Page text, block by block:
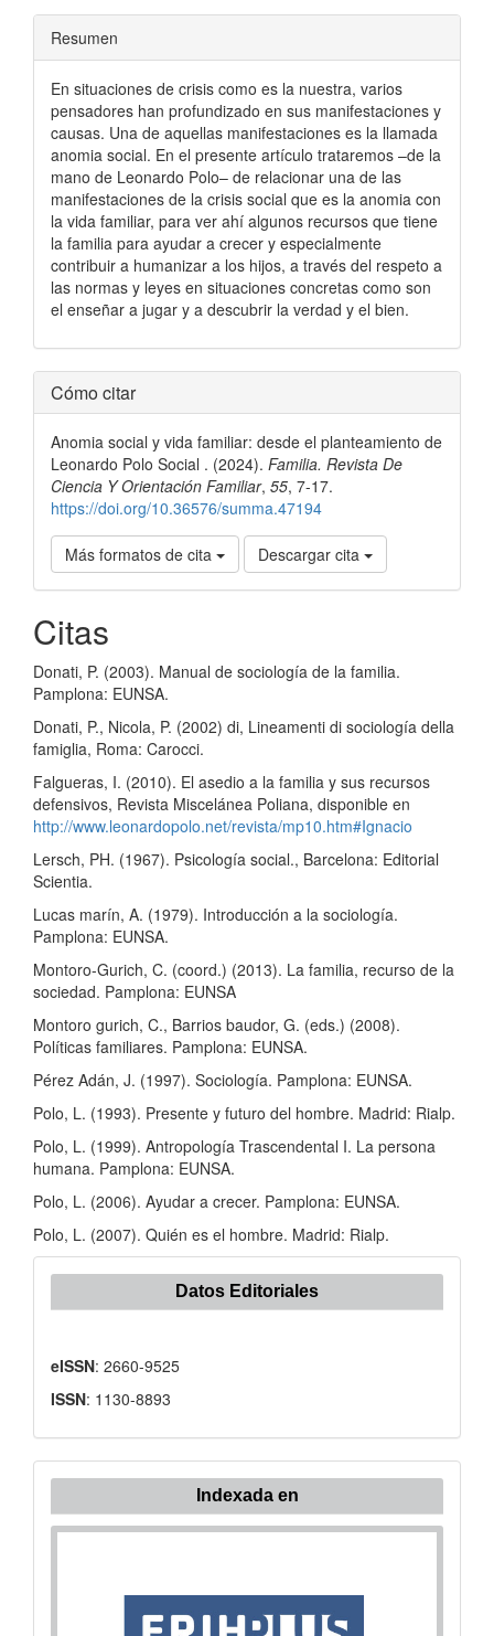
Resumen
En situaciones de crisis como es la nuestra, varios
pensadores han profundizado en sus manifestaciones y
causas. Una de aquellas manifestaciones es la llamada
anomia social. En el presente artículo trataremos –de la
mano de Leonardo Polo– de relacionar una de las
manifestaciones de la crisis social que es la anomia con
la vida familiar, para ver ahí algunos recursos que tiene
la familia para ayudar a crecer y especialmente
contribuir a humanizar a los hijos, a través del respeto a
las normas y leyes en situaciones concretas como son
el enseñar a jugar y a descubrir la verdad y el bien.
Detalles
del
artículo
Cómo citar
Anomia social y vida familiar: desde el planteamiento de
Leonardo Polo Social . (2024). Familia. Revista De
Ciencia Y Orientación Familiar, 55, 7-17.
https://doi.org/10.36576/summa.47194
Más formatos de cita Descargar cita
Citas
Donati, P. (2003). Manual de sociología de la familia.
Pamplona: EUNSA.
Donati, P., Nicola, P. (2002) di, Lineamenti di sociología della
famiglia, Roma: Carocci.
Falgueras, I. (2010). El asedio a la familia y sus recursos
defensivos, Revista Miscelánea Poliana, disponible en
http://www.leonardopolo.net/revista/mp10.htm#Ignacio
Lersch, PH. (1967). Psicología social., Barcelona: Editorial
Scientia.
Lucas marín, A. (1979). Introducción a la sociología.
Pamplona: EUNSA.
Montoro-Gurich, C. (coord.) (2013). La familia, recurso de la
sociedad. Pamplona: EUNSA
Montoro gurich, C., Barrios baudor, G. (eds.) (2008).
Políticas familiares. Pamplona: EUNSA.
Pérez Adán, J. (1997). Sociología. Pamplona: EUNSA.
Polo, L. (1993). Presente y futuro del hombre. Madrid: Rialp.
Polo, L. (1999). Antropología Trascendental I. La persona
humana. Pamplona: EUNSA.
Polo, L. (2006). Ayudar a crecer. Pamplona: EUNSA.
Polo, L. (2007). Quién es el hombre. Madrid: Rialp.
Datos Editoriales
eISSN: 2660-9525
ISSN: 1130-8893
Indexada en